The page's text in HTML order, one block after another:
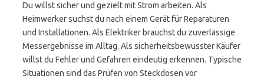
Du willst sicher und gezielt mit Strom arbeiten. Als
Heimwerker suchst du nach einem Gerät für Reparaturen
und Installationen. Als Elektriker brauchst du zuverlässige
Messergebnisse im Alltag. Als sicherheitsbewusster Käufer
willst du Fehler und Gefahren eindeutig erkennen. Typische
Situationen sind das Prüfen von Steckdosen vor